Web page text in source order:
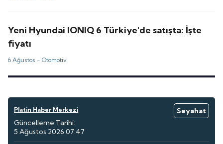
Yeni Hyundai IONIQ 6 Türkiye'de satışta: İşte
fiyatı
6 Ağustos -Otomotiv
Platin Haber Merkezi
Seyahat
Güncelleme Tarihi:
5 Ağustos 2026 07:47